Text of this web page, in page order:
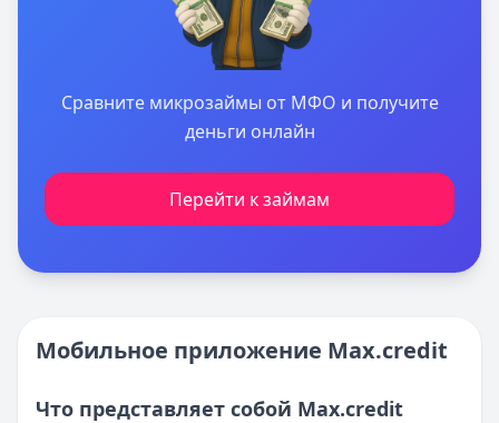
Сравните микрозаймы от МФО и получите
деньги онлайн
Перейти к займам
Мобильное приложение Max.credit
Что представляет собой Max.credit